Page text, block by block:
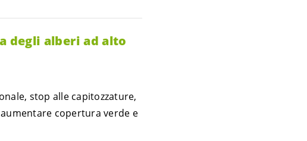
degli alberi ad alto
stop alle capitozzature,
copertura verde e